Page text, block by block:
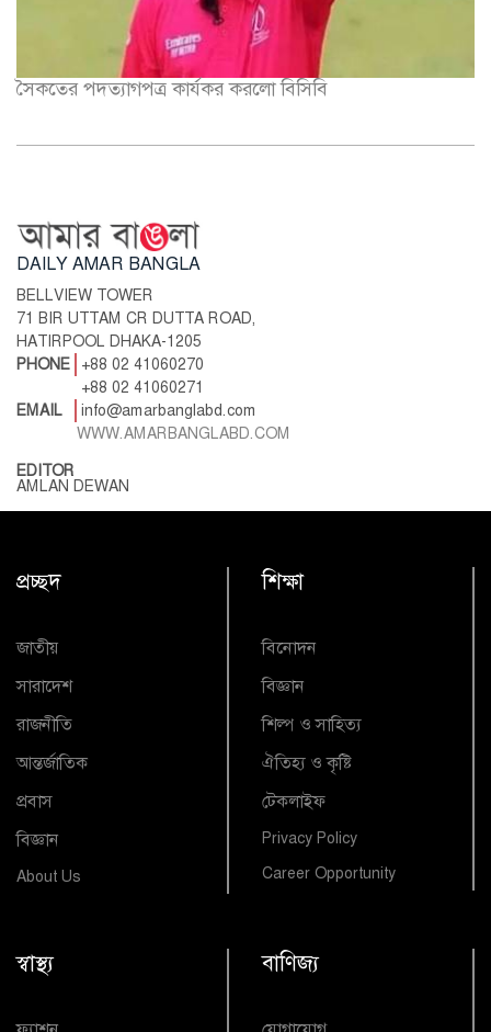
সৈকতের পদত্যাগপত্র কার্যকর করলো বিসিবি
DAILY AMAR BANGLA
BELLVIEW TOWER
71 BIR UTTAM CR DUTTA ROAD,
HATIRPOOL DHAKA-1205
PHONE
+88 02 41060270
+88 02 41060271
EMAIL
info@amarbanglabd.com
WWW.AMARBANGLABD.COM
EDITOR
AMLAN DEWAN
প্রচ্ছদ
জাতীয়
সারাদেশ
রাজনীতি
আন্তর্জাতিক
প্রবাস
বিজ্ঞান
About Us
শিক্ষা
বিনোদন
বিজ্ঞান
শিল্প ও সাহিত্য
ঐতিহ্য ও কৃষ্টি
টেকলাইফ
Privacy Policy
Career Opportunity
স্বাস্থ্য বাণিজ্য